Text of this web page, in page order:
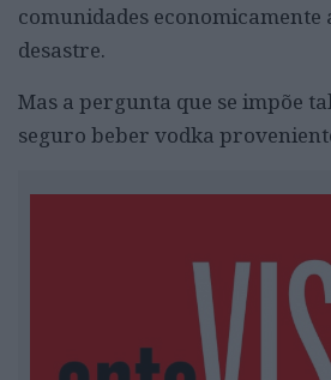
comunidades economicamente
desastre.
Mas a pergunta que se impõe
seguro beber vodka